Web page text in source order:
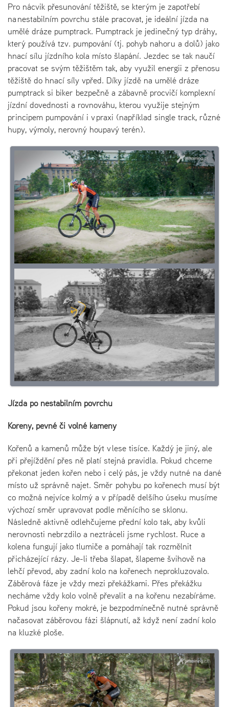
Pro nácvik přesunování těžiště, se kterým je zapotřebí
na nestabilním povrchu stále pracovat, je ideální jízda na
umělé dráze pumptrack. Pumptrack je jedinečný typ dráhy,
který používá tzv. pumpování (tj. pohyb nahoru a dolů) jako
hnací sílu jízdního kola místo šlapání. Jezdec se tak naučí
pracovat se svým těžištěm tak, aby využil energii z přenosu
těžiště do hnací síly vpřed. Díky jízdě na umělé dráze
pumptrack si biker bezpečně a zábavně procvičí komplexní
jízdní dovednosti a rovnováhu, kterou využije stejným
principem pumpování i v praxi (například single track, různé
hupy, výmoly, nerovný houpavý terén).
Jízda po nestabilním povrchu
Kořeny, pevné či volné kameny
Kořenů a kamenů může být v lese tisíce. Každý je jiný, ale
při přejíždění přes ně platí stejná pravidla. Pokud chceme
překonat jeden kořen nebo i celý pás, je vždy nutné na dané
místo už správně najet. Směr pohybu po kořenech musí být
co možná nejvíce kolmý a v případě delšího úseku musíme
výchozí směr upravovat podle měnícího se sklonu.
Následně aktivně odlehčujeme přední kolo tak, aby kvůli
nerovnosti nebrzdilo a neztráceli jsme rychlost. Ruce a
kolena fungují jako tlumiče a pomáhají tak rozmělnit
přicházející rázy. Je-li třeba šlapat, šlapeme švihově na
lehčí převod, aby zadní kolo na kořenech neprokluzovalo.
Záběrová fáze je vždy mezi překážkami. Přes překážku
necháme vždy kolo volně převalit a na kořenu nezabíráme.
Pokud jsou kořeny mokré, je bezpodmínečně nutné správně
načasovat záběrovou fázi šlápnutí, až když není zadní kolo
na kluzké ploše.